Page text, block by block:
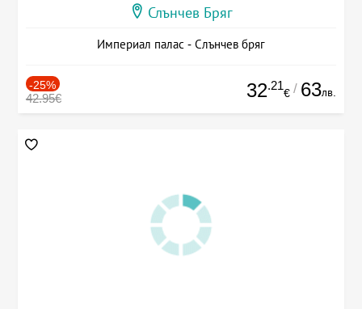
Слънчев Бряг
Империал палас - Слънчев бряг
-25%
42.95€ 32.21
€ / 63лв.